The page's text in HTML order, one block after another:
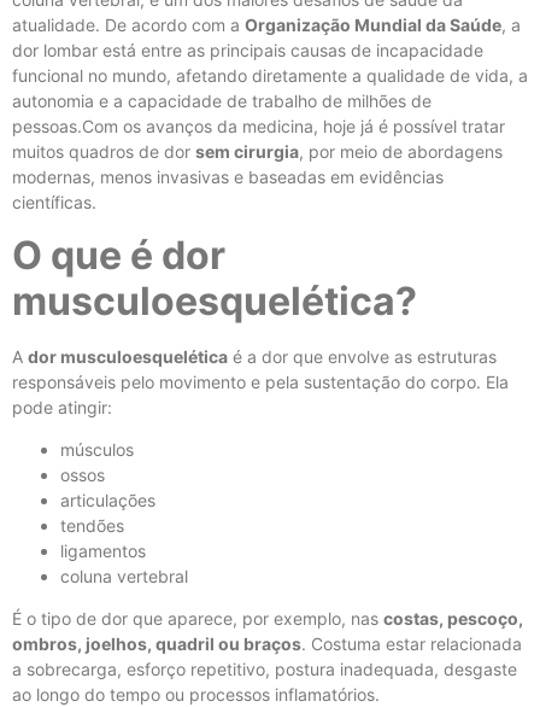
atualidade. De acordo com a Organização Mundial da Saúde, a
dor lombar está entre as principais causas de incapacidade
funcional no mundo, afetando diretamente a qualidade de vida, a
autonomia e a capacidade de trabalho de milhões de
pessoas.Com os avanços da medicina, hoje já é possível tratar
muitos quadros de dor sem cirurgia, por meio de abordagens
modernas, menos invasivas e baseadas em evidências
científicas.
O que é dor
musculoesquelética?
A dor musculoesquelética é a dor que envolve as estruturas
responsáveis pelo movimento e pela sustentação do corpo. Ela
pode atingir:
músculos
ossos
articulações
tendões
ligamentos
coluna vertebral
É o tipo de dor que aparece, por exemplo, nas costas, pescoço,
ombros, joelhos, quadril ou braços. Costuma estar relacionada
a sobrecarga, esforço repetitivo, postura inadequada, desgaste
ao longo do tempo ou processos inflamatórios.